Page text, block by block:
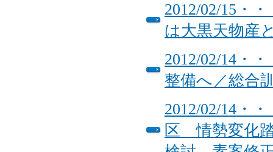
2012/02/15・
は大黒天物産
2012/02/14・
整備へ／総合
2012/02/14・
区 情勢変化